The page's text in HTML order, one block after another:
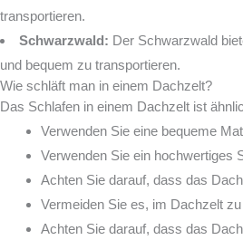
transportieren.
Schwarzwald: Der Schwarzwald
und bequem zu transportieren.
Wie schläft man in einem Dachzelt?
Das Schlafen in einem Dachzelt ist
Verwenden Sie eine bequeme
Verwenden Sie ein hochwertiges
Achten Sie darauf, dass das
Vermeiden Sie es, im Dachzelt
Achten Sie darauf, dass das